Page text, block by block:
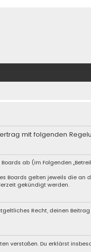
mit folgenden
ab (im Folgenden
Boards gelten jeweils die an
gekündigt werden.
Recht, deinen
verstoßen. Du erklärst